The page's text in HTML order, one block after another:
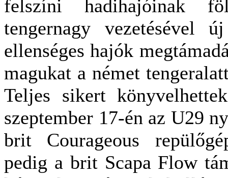
felszíni hadihajóinak
tengernagy vezetésével
ellenséges hajók
magukat a német
Teljes sikert
szeptember 17-én az U29
brit Courageous
pedig a brit Scapa Flow